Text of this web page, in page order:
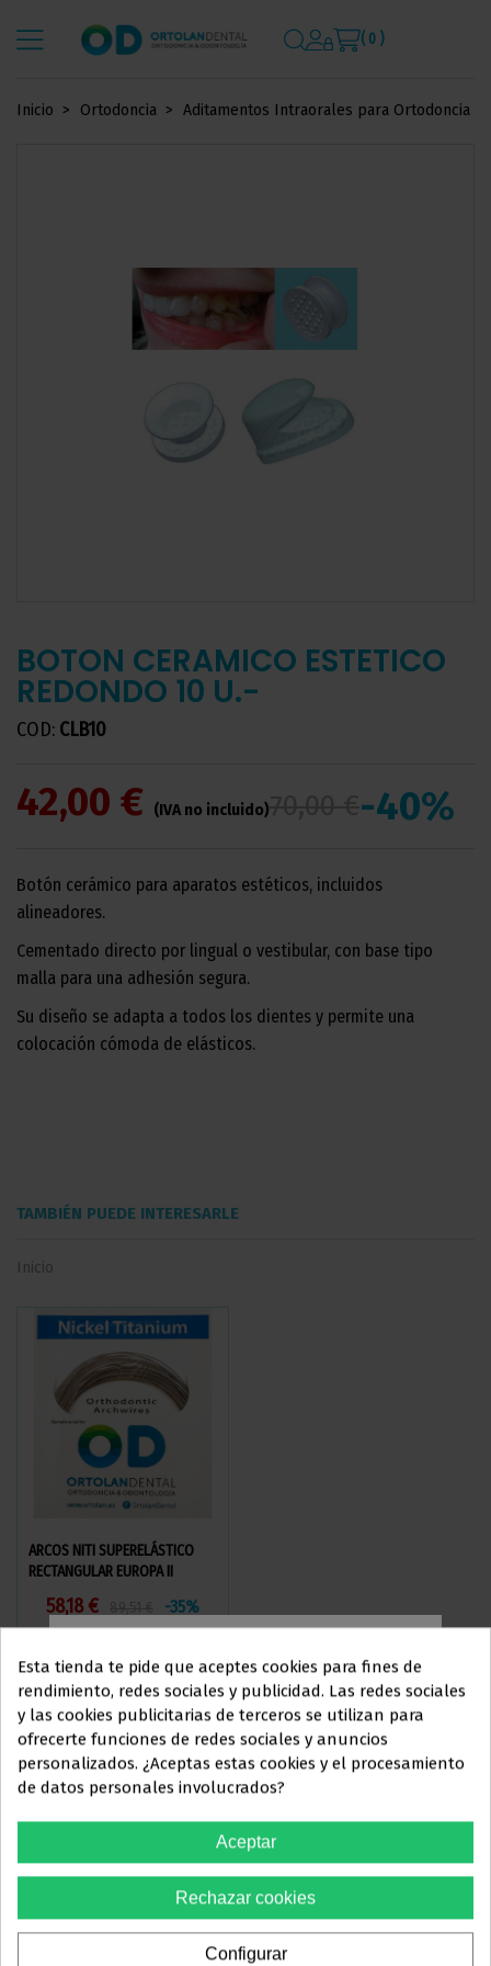
Este sitio web está dirigidoen
exclusivaa
PROFESIONALES DEL
SECTOR
ODONTOLÓGICO
Debes confirmar que eres
profesional dental
( 0 )
Inicio Ortodoncia Aditamentos Intraorales para Ortodoncia
BOTON CERAMICO ESTETICO
REDONDO 10 U.-
COD: CLB10
42,00 € (IVA no incluido) -40%
Botón cerámico para aparatos estéticos, incluidos
alineadores.
Cementado directo por lingual o vestibular, con base tipo
malla para una adhesión segura.
Su diseño se adapta a todos los dientes y permite una
colocación cómoda de elásticos.
TAMBIÉN PUEDE INTERESARLE
Inicio
ARCOS NITI SUPERELÁSTICO
RECTANGULAR EUROPA II
58,18 € -35%
Ver más Ver más
ELIJA UN MODELO
Ref.
Formato de
compra
Precio
unitario
Cantidad
42,00 €
70,00 €
Esta tienda te pide que aceptes cookies para fines de
rendimiento, redes sociales y publicidad. Las redes sociales
y las cookies publicitarias de terceros se utilizan para
ofrecerte funciones de redes sociales y anuncios
personalizados. ¿Aceptas estas cookies y el procesamiento
de datos personales involucrados?
Aceptar
Rechazar cookies
Configurar